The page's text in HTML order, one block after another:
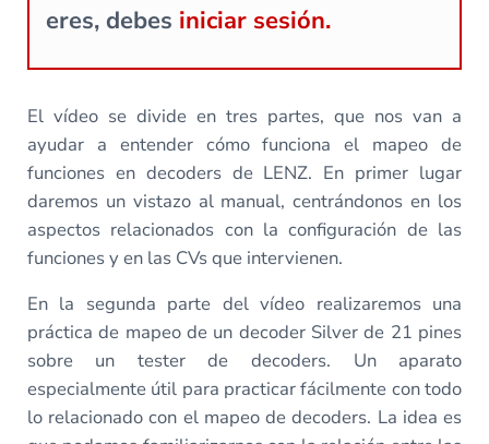
eres, debes iniciar sesión.
El vídeo se divide en tres partes, que nos van a
ayudar a entender cómo funciona el mapeo de
funciones en decoders de LENZ. En primer lugar
daremos un vistazo al manual, centrándonos en los
aspectos relacionados con la configuración de las
funciones y en las CVs que intervienen.
En la segunda parte del vídeo realizaremos una
práctica de mapeo de un decoder Silver de 21 pines
sobre un tester de decoders. Un aparato
especialmente útil para practicar fácilmente con todo
lo relacionado con el mapeo de decoders. La idea es